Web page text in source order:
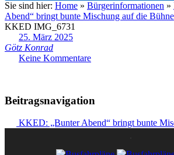
Sie sind hier: Home » Bürgerinformationen »
Abend“ bringt bunte Mischung auf die Bühne
KKED IMG_6731
25. März 2025
Götz Konrad
Keine Kommentare
Beitragsnavigation
KKED: „Bunter Abend“ bringt bunte